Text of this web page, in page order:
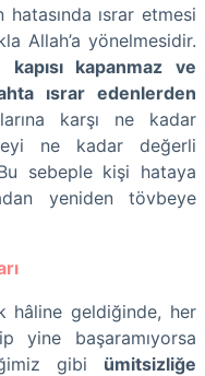
hatasında ısrar etmesi
Allah’a yönelmesidir.
kapanmaz ve
ısrar edenlerden
karşı ne kadar
ne kadar değerli
sebeple kişi hataya
yeniden tövbeye
hâline geldiğinde, her
yine başaramıyorsa
gibi ümitsizliğe